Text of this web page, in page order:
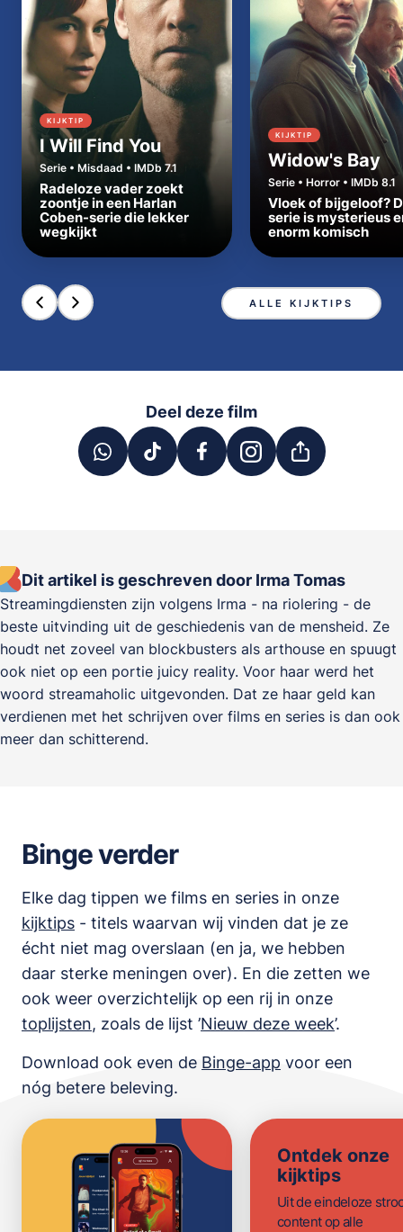
KIJKTIP
I Will Find You
Serie • Misdaad • IMDb 7.1
Radeloze vader zoekt
zoontje in een Harlan
Coben-serie die lekker
wegkijkt
KIJKTIP
Widow's Bay
Serie • Horror • IMDb 8.1
Vloek of bijgeloof?
serie is mysterieus
enorm komisch
ALLE KIJKTIPS
Deel deze film
Dit artikel is geschreven door Irma Tomas
Streamingdiensten zijn volgens Irma - na riolering - de
beste uitvinding uit de geschiedenis van de mensheid. Ze
houdt net zoveel van blockbusters als arthouse en spuugt
ook niet op een portie juicy reality. Voor haar werd het
woord streamaholic uitgevonden. Dat ze haar geld kan
verdienen met het schrijven over films en series is dan ook
meer dan schitterend.
Binge verder
Elke dag tippen we films en series in onze
kijktips - titels waarvan wij vinden dat je ze
écht niet mag overslaan (en ja, we hebben
daar sterke meningen over). En die zetten we
ook weer overzichtelijk op een rij in onze
toplijsten, zoals de lijst ’Nieuw deze week’.
Download ook even de Binge-app voor een
nóg betere beleving.
Ontdek onze
kijktips
Uit de eindeloze
content op alle